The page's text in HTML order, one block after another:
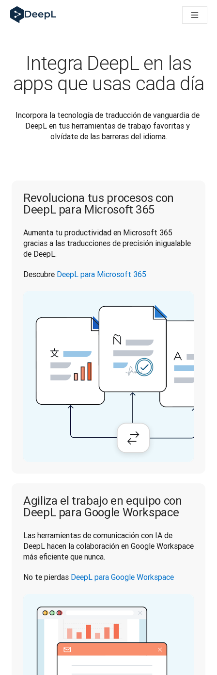
DeepL para agentes de IA
Translation Flow de DeepL: nuevos flujos de trabajo
La fiabilidad de la IA lingüística para empresas: un análisis
Desarrollando evaluación de calidad de traducción en DeepL
De la traducción de texto a una plataforma de voz en tiempo
Integra DeepL en las
apps que usas cada día
Incorpora la tecnología de traducción de vanguardia de
DeepL en tus herramientas de trabajo favoritas y
olvídate de las barreras del idioma.
Revoluciona tus procesos con
DeepL para Microsoft 365
Aumenta tu productividad en Microsoft 365
gracias a las traducciones de precisión inigualable
de DeepL.
Descubre DeepL para Microsoft 365
Agiliza el trabajo en equipo con
DeepL para Google Workspace
Las herramientas de comunicación con IA de
DeepL hacen la colaboración en Google Workspace
más eficiente que nunca.
No te pierdas DeepL para Google Workspace